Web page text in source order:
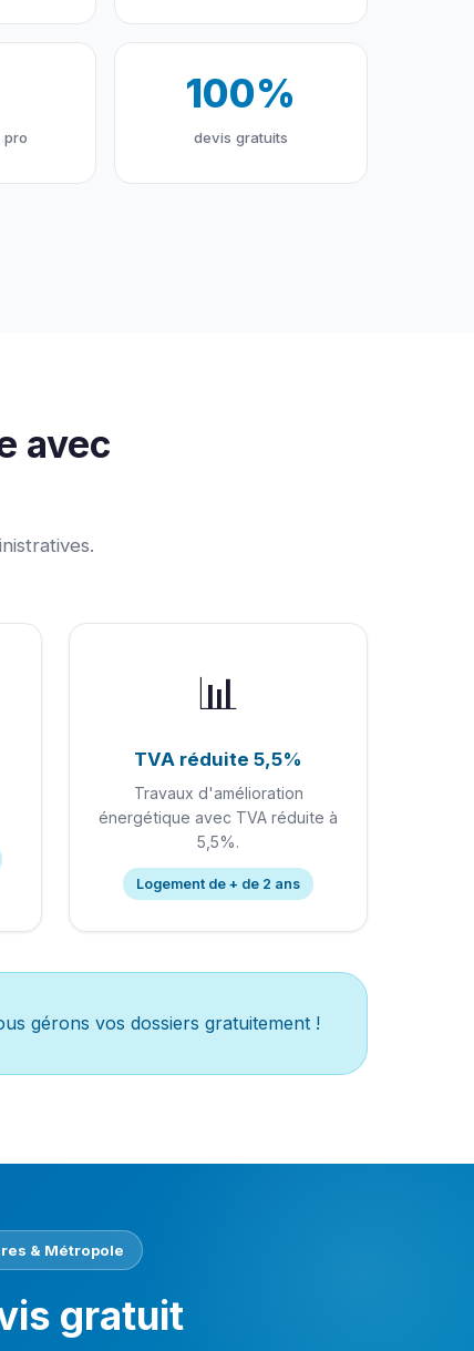
pro
100%
devis gratuits
avec
📊
TVA réduite 5,5%
Travaux d'amélioration
énergétique avec TVA réduite à
5,5%.
Logement de + de 2 ans
gérons vos dossiers gratuitement !
& Métropole
gratuit